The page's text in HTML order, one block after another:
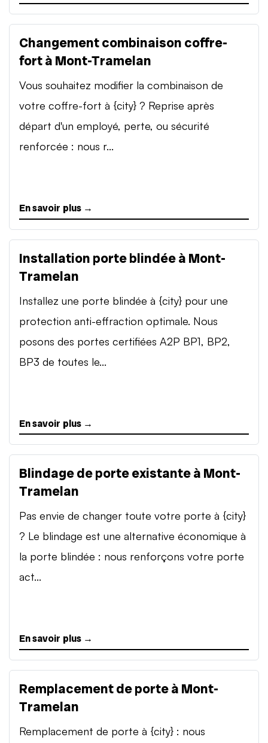
Changement combinaison coffre-
fort à Mont-Tramelan
Vous souhaitez modifier la combinaison de
votre coffre-fort à {city} ? Reprise après
départ d'un employé, perte, ou sécurité
renforcée : nous r...
En savoir plus →
Installation porte blindée à Mont-
Tramelan
Installez une porte blindée à {city} pour une
protection anti-effraction optimale. Nous
posons des portes certifiées A2P BP1, BP2,
BP3 de toutes le...
En savoir plus →
Blindage de porte existante à Mont-
Tramelan
Pas envie de changer toute votre porte à {city}
? Le blindage est une alternative économique à
la porte blindée : nous renforçons votre porte
act...
En savoir plus →
Remplacement de porte à Mont-
Tramelan
Remplacement de porte à {city} : nous